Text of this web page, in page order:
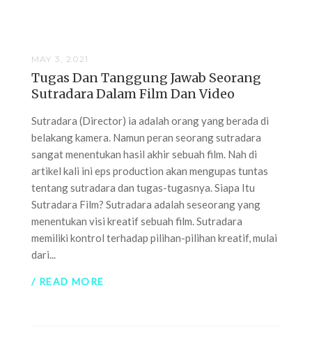
MAY 3, 2021
Tugas Dan Tanggung Jawab Seorang
Sutradara Dalam Film Dan Video
Sutradara (Director) ia adalah orang yang berada di
belakang kamera. Namun peran seorang sutradara
sangat menentukan hasil akhir sebuah film. Nah di
artikel kali ini eps production akan mengupas tuntas
tentang sutradara dan tugas-tugasnya. Siapa Itu
Sutradara Film? Sutradara adalah seseorang yang
menentukan visi kreatif sebuah film. Sutradara
memiliki kontrol terhadap pilihan-pilihan kreatif, mulai
dari...
/ READ MORE